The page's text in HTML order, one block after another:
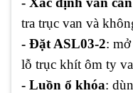
tra trục van và
- Đặt ASL03-2:
lỗ trục khít ôm ty
- Luồn ổ khóa: